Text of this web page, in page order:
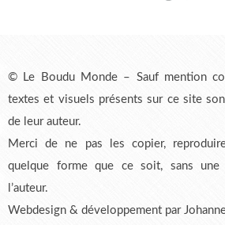
© Le Boudu Monde – Sauf mention
textes et visuels présents sur ce site
de leur auteur.
Merci de ne pas les copier,
quelque forme que ce soit, sans une
l’auteur.
Webdesign & développement par